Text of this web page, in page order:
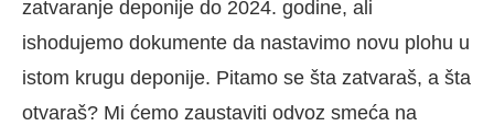
zatvaranje deponije do 2024. godine, ali
ishodujemo dokumente da nastavimo novu plohu u
istom krugu deponije. Pitamo se šta zatvaraš, a šta
otvaraš? Mi ćemo zaustaviti odvoz smeća na